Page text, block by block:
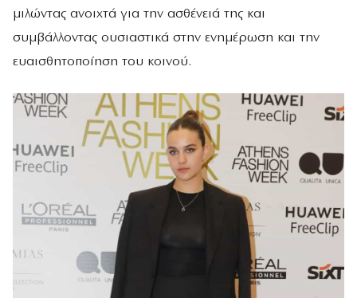
μιλώντας ανοιχτά για την ασθένειά της και
συμβάλλοντας ουσιαστικά στην ενημέρωση και την
ευαισθητοποίηση του κοινού.